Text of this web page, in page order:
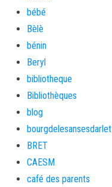
bébé
Bèlè
bénin
Beryl
bibliotheque
Bibliothèques
blog
bourgdelesansesdarlet
BRET
CAESM
café des parents